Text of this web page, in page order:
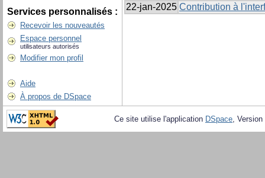
Services personnalisés :
Recevoir les nouveautés
Espace personnel
utilisateurs autorisés
Modifier mon profil
Aide
À propos de DSpace
22-jan-2025 Contribution à
Ce site utilise l'application DSpace,